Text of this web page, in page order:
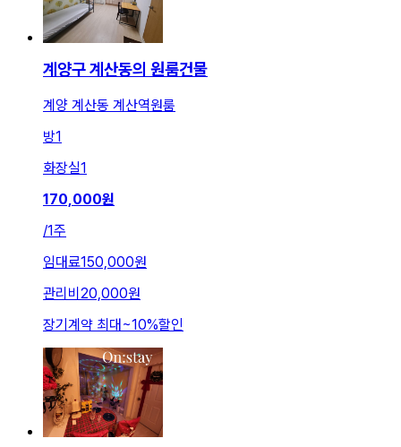
계양구 계산동의 원룸건물
계양 계산동 계산역원룸
방1
화장실1
170,000원
/1주
임대료150,000원
관리비 20,000원
장기계약 최대~10%할인